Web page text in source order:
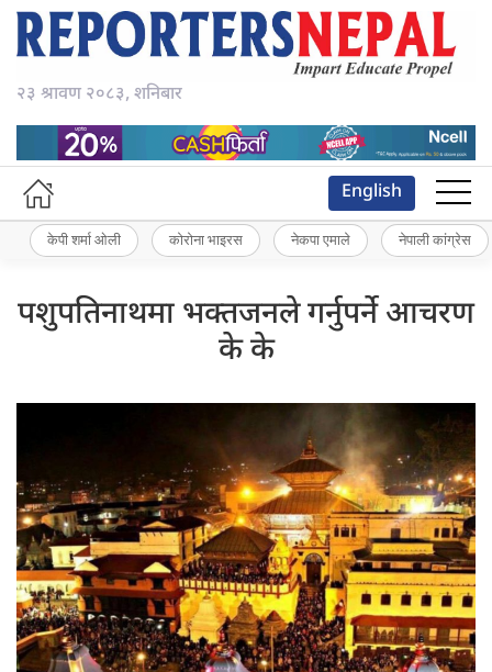
२३ श्रावण २०८३, शनिबार
English
केपी शर्मा ओली कोरोना भाइरस नेकपा एमाले नेपाली कांग्रेस
पशुपतिनाथमा भक्तजनले गर्नुपर्ने आचरण
के के